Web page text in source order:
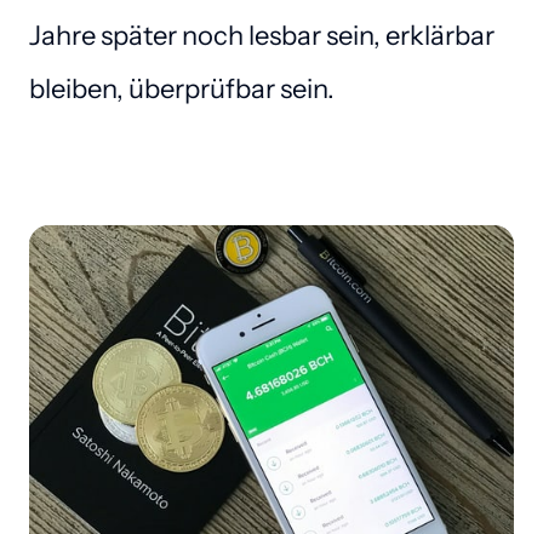
Jahre später noch lesbar sein, erklärbar
bleiben, überprüfbar sein.